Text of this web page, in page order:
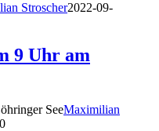
Stroscher2022-09-
9 Uhr am
SeeMaximilian